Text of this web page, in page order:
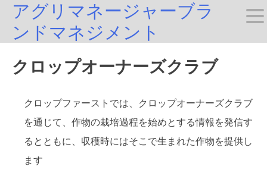
Skipアグリマネージャーブラ
ンドマネジメント
クロップオーナーズクラブ
クロップファーストでは、クロップオーナーズクラブ
を通じて、作物の栽培過程を始めとする情報を発信す
るとともに、収穫時にはそこで生まれた作物を提供し
ます